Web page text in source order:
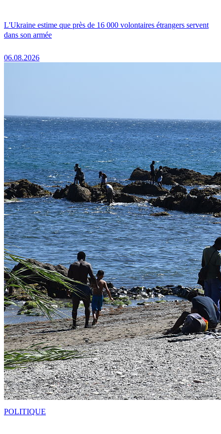
L'Ukraine estime que près de 16 000 volontaires étrangers servent
dans son armée
06.08.2026
POLITIQUE